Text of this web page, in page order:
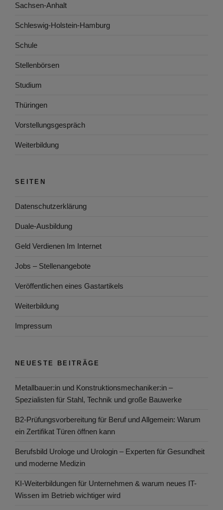
Sachsen-Anhalt
Schleswig-Holstein-Hamburg
Schule
Stellenbörsen
Studium
Thüringen
Vorstellungsgespräch
Weiterbildung
SEITEN
Datenschutzerklärung
Duale-Ausbildung
Geld Verdienen Im Internet
Jobs – Stellenangebote
Veröffentlichen eines Gastartikels
Weiterbildung
Impressum
NEUESTE BEITRÄGE
Metallbauer:in und Konstruktionsmechaniker:in –
Spezialisten für Stahl, Technik und große Bauwerke
B2-Prüfungsvorbereitung für Beruf und Allgemein: Warum
ein Zertifikat Türen öffnen kann
Berufsbild Urologe und Urologin – Experten für Gesundheit
und moderne Medizin
KI-Weiterbildungen für Unternehmen & warum neues IT-
Wissen im Betrieb wichtiger wird